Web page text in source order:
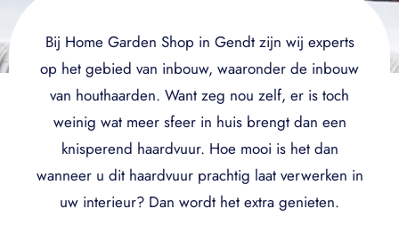
Bij Home Garden Shop in Gendt zijn wij experts
op het gebied van inbouw, waaronder de inbouw
van houthaarden. Want zeg nou zelf, er is toch
weinig wat meer sfeer in huis brengt dan een
knisperend haardvuur. Hoe mooi is het dan
wanneer u dit haardvuur prachtig laat verwerken in
uw interieur? Dan wordt het extra genieten.